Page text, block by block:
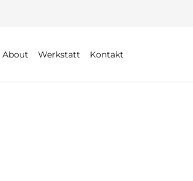
About Werkstatt Kontakt